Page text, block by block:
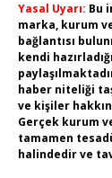
Yasal Uyarı: Bu
marka, kurum
bağlantısı
kendi
haber niteliği
ve kişiler
Gerçek kurum
tamamen
halindedir ve